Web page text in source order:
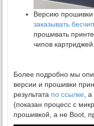
Версию
заказывать
прошивать
чипов картриджей.
Более подробно мы
версии и прошивки
результата по ссылке, а
(показан процесс с
прошивкой, а не Boot,